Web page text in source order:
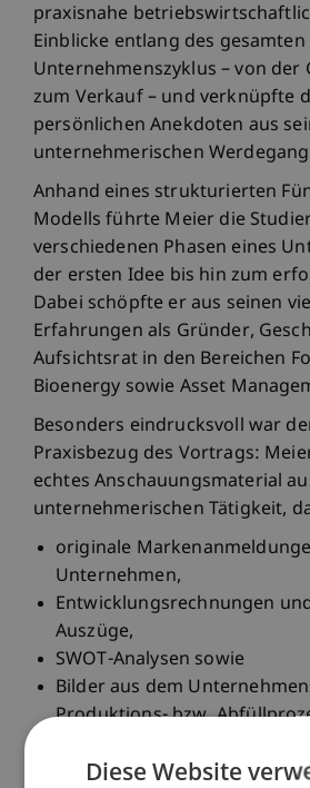
praxisnahe
Einblicke entlang des gesamten
Unternehmenszyklus – von der
zum Verkauf – und verknüpfte
persönlichen Anekdoten aus
unternehmerischen
Anhand eines strukturierten
Modells führte Meier die
verschiedenen Phasen eines
der ersten Idee bis hin zum
Dabei schöpfte er aus seinen
Erfahrungen als Gründer,
Aufsichtsrat in den Bereichen
Bioenergy sowie Asset
Besonders eindrucksvoll war
Praxisbezug des Vortrags:
echtes Anschauungsmaterial
unternehmerischen Tätigkeit,
originale
Unternehmen,
Entwicklungsrechnungen
Auszüge,
SWOT-Analysen sowie
Bilder aus dem
Produktions- bzw.
Ergänzt wurden diese Inhalte
Anekdoten, die den
Diese Website